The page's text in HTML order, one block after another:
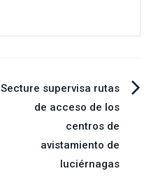
Secture supervisa rutas
de acceso de los
centros de
avistamiento de
luciérnagas